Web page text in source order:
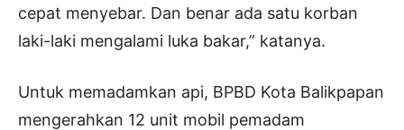
cepat menyebar. Dan benar ada satu korban
laki-laki mengalami luka bakar,” katanya.
Untuk memadamkan api, BPBD Kota Balikpapan
mengerahkan 12 unit mobil pemadam